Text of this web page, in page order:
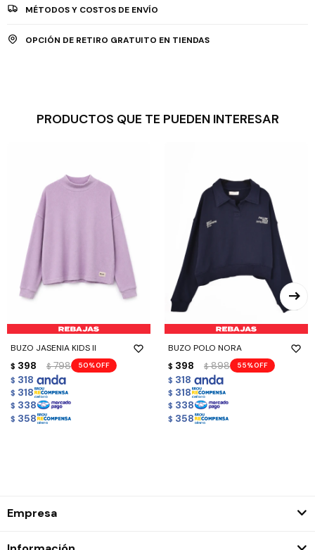
MÉTODOS Y COSTOS DE ENVÍO
OPCIÓN DE RETIRO GRATUITO EN TIENDAS
PRODUCTOS QUE TE PUEDEN INTERESAR
BUZO JASENIA KIDS II
$ 398 $ 798 50
$ 318
$ 318
$ 338
$ 358
BUZO POLO NORA
$ 398 $ 898 55
$ 318
$ 318
$ 338
$ 358
Empresa